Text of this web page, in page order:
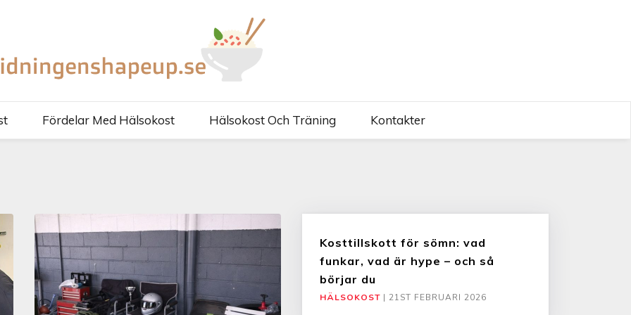
Fördelar Med Hälsokost Hälsokost Och Träning Kontakter
Kosttillskott för sömn: vad
funkar, vad är hype – och så
börjar du
HÄLSOKOST | 21ST FEBRUARI 2026